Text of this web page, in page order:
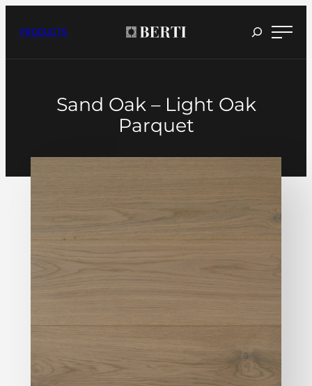
Skip
content
PRODUCTS
Sand Oak – Light Oak
Parquet